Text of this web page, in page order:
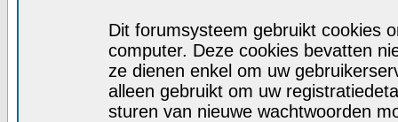
Dit forumsysteem gebruikt cookies
computer. Deze cookies bevatten
ze dienen enkel om uw
alleen gebruikt om uw
sturen van nieuwe wachtwoorden